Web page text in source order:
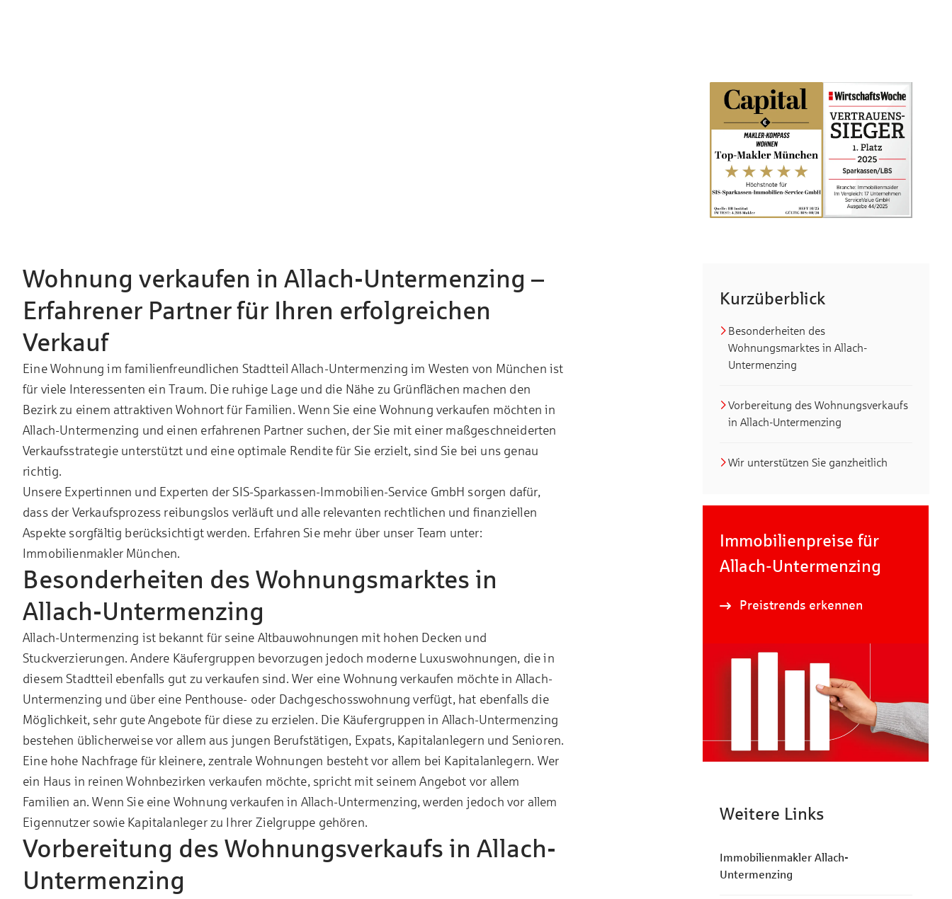
Wohnung verkaufen in Allach-Untermenzing –
Erfahrener Partner für Ihren erfolgreichen
Verkauf
Eine Wohnung im familienfreundlichen Stadtteil Allach-Untermenzing im Westen von München ist
für viele Interessenten ein Traum. Die ruhige Lage und die Nähe zu Grünflächen machen den
Bezirk zu einem attraktiven Wohnort für Familien. Wenn Sie eine Wohnung verkaufen möchten in
Allach-Untermenzing und einen erfahrenen Partner suchen, der Sie mit einer maßgeschneiderten
Verkaufsstrategie unterstützt und eine optimale Rendite für Sie erzielt, sind Sie bei uns genau
richtig.
Unsere Expertinnen und Experten der SIS-Sparkassen-Immobilien-Service GmbH sorgen dafür,
dass der Verkaufsprozess reibungslos verläuft und alle relevanten rechtlichen und finanziellen
Aspekte sorgfältig berücksichtigt werden. Erfahren Sie mehr über unser Team unter:
Immobilienmakler München.
Besonderheiten des Wohnungsmarktes in
Allach-Untermenzing
Allach-Untermenzing ist bekannt für seine Altbauwohnungen mit hohen Decken und
Stuckverzierungen. Andere Käufergruppen bevorzugen jedoch moderne Luxuswohnungen, die in
diesem Stadtteil ebenfalls gut zu verkaufen sind. Wer eine Wohnung verkaufen möchte in Allach-
Untermenzing und über eine Penthouse- oder Dachgeschosswohnung verfügt, hat ebenfalls die
Möglichkeit, sehr gute Angebote für diese zu erzielen. Die Käufergruppen in Allach-Untermenzing
bestehen üblicherweise vor allem aus jungen Berufstätigen, Expats, Kapitalanlegern und Senioren.
Eine hohe Nachfrage für kleinere, zentrale Wohnungen besteht vor allem bei Kapitalanlegern. Wer
ein Haus in reinen Wohnbezirken verkaufen möchte, spricht mit seinem Angebot vor allem
Familien an. Wenn Sie eine Wohnung verkaufen in Allach-Untermenzing, werden jedoch vor allem
Eigennutzer sowie Kapitalanleger zu Ihrer Zielgruppe gehören.
Vorbereitung des Wohnungsverkaufs in Allach-
Untermenzing
Kurzüberblick
Besonderheiten des
Wohnungsmarktes in Allach-
Untermenzing
Vorbereitung des Wohnungsverkaufs
in Allach-Untermenzing
Wir unterstützen Sie ganzheitlich
Immobilienpreise für
Allach-Untermenzing
Preistrends erkennen
Weitere Links
Immobilienmakler Allach-
Untermenzing